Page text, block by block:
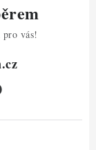
pro vás!